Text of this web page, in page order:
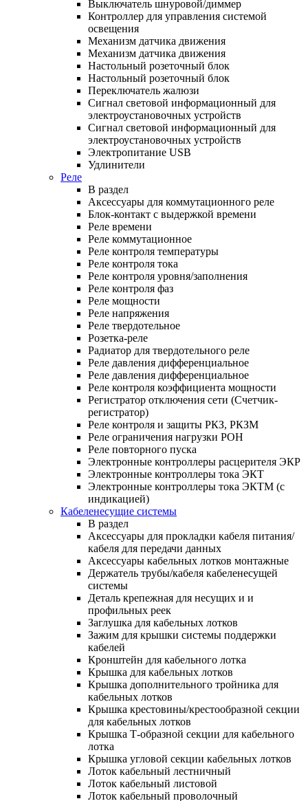
Выключатель шнуровой/диммер
Контроллер для управления системой
освещения
Механизм датчика движения
Механизм датчика движения
Настольный розеточный блок
Настольный розеточный блок
Переключатель жалюзи
Сигнал световой информационный для
электроустановочных устройств
Сигнал световой информационный для
электроустановочных устройств
Электропитание USB
Удлинители
Реле
В раздел
Аксессуары для коммутационного реле
Блок-контакт с выдержкой времени
Реле времени
Реле коммутационное
Реле контроля температуры
Реле контроля тока
Реле контроля уровня/заполнения
Реле контроля фаз
Реле мощности
Реле напряжения
Реле твердотельное
Розетка-реле
Радиатор для твердотельного реле
Реле давления дифференциальное
Реле давления дифференциальное
Реле контроля коэффициента мощности
Регистратор отключения сети (Счетчик-
регистратор)
Реле контроля и защиты РКЗ, РКЗМ
Реле ограничения нагрузки РОН
Реле повторного пуска
Электронные контроллеры расцерителя ЭКР
Электронные контроллеры тока ЭКТ
Электронные контроллеры тока ЭКТМ (с
индикацией)
Кабеленесущие системы
В раздел
Аксессуары для прокладки кабеля питания/
кабеля для передачи данных
Аксессуары кабельных лотков монтажные
Держатель трубы/кабеля кабеленесущей
системы
Деталь крепежная для несущих и и
профильных реек
Заглушка для кабельных лотков
Зажим для крышки системы поддержки
кабелей
Кронштейн для кабельного лотка
Крышка для кабельных лотков
Крышка дополнительного тройника для
кабельных лотков
Крышка крестовины/крестообразной секции
для кабельных лотков
Крышка Т-образной секции для кабельного
лотка
Крышка угловой секции кабельных лотков
Лоток кабельный лестничный
Лоток кабельный листовой
Лоток кабельный проволочный